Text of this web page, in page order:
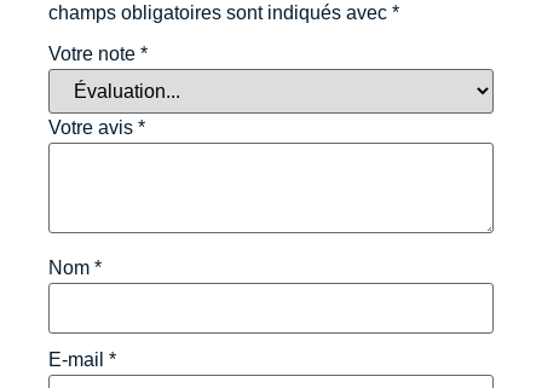
champs obligatoires sont indiqués avec *
Votre note *
Votre avis *
Nom *
E-mail *